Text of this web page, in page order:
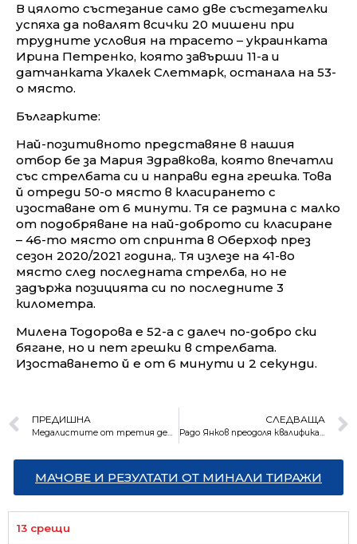
В цялото състезание само две състезателки
успяха да повалят всички 20 мишени при
трудните условия на трасето – украинката
Ирина Петренко, която завърши 11-а и
датчанката Укалек Слетмарк, останала на 53-
о място.
Българките:
Най-позитивното представяне в нашия
отбор бе за Мария Здравкова, която впечатли
със стрелбата си и направи една грешка. Това
й отреди 50-о място в класирането с
изоставане от 6 минути. Тя се размина с малко
от подобряване на най-доброто си класиране
– 46-то място от спринта в Оберхоф през
сезон 2020/2021 година,. Тя излезе на 41-во
място след последната стрелба, но не
задържа позицията си по последните 3
километра.
Милена Тодорова е 52-а с далеч по-добро ски
бягане, но и пет грешки в стрелбата.
Изоставането й е от 6 минути и 2 секунди.
ПРЕДИШНА
Медалистите от третия ден на Олимпиадата
СЛЕДВАЩА
Радо Янков преодоля квалификациите, но остана 15-и в Пекин
МАЧОВЕ И РЕЗУЛТАТИ ОТ МИНАЛИ ТИРАЖИ
13 срещи